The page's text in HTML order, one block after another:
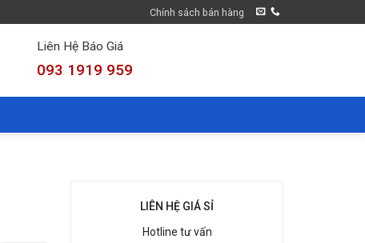
Chính sách bán hàng
Liên Hệ Báo Giá
093 1919 959
LIÊN HỆ GIÁ SỈ
Hotline tư vấn